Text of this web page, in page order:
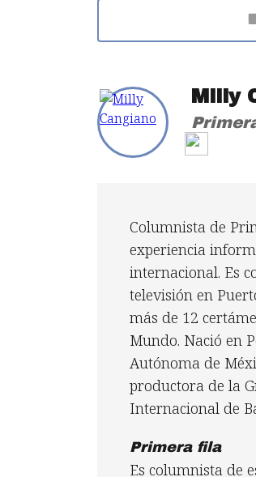
Milly
Columnista de
experiencia
internacional. Es
televisión en
más de 12
Mundo. Nació en
Autónoma de
productora de la
Internacional de
Primera fila
Es columnista de